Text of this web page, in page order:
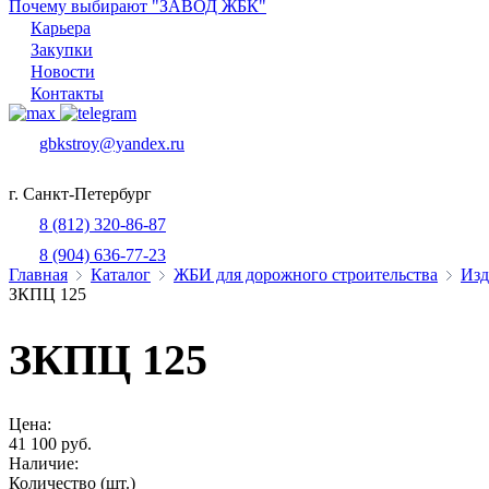
Почему выбирают "ЗАВОД ЖБК"
Карьера
Закупки
Новости
Контакты
gbkstroy@yandex.ru
г. Санкт-Петербург
8 (812) 320-86-87
8 (904) 636-77-23
Главная
Каталог ЖБИ для дорожного строительства
ЗКПЦ 125
ЗКПЦ 125
Цена:
41 100 руб.
Наличие:
Количество (шт.)